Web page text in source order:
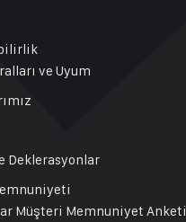
ve Uyum
Deklerasyonlar
Müşteri Memnuniyet Anketi